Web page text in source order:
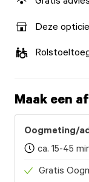
Deze
Maak een
Oogmeting/
ca. 15-45
Gratis